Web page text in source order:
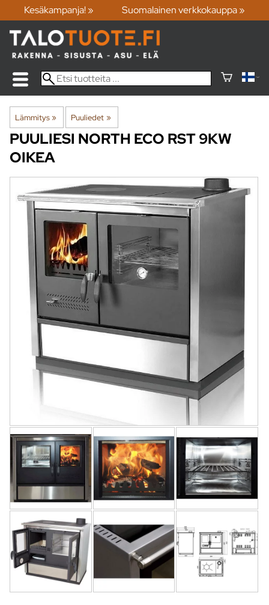
Kesäkampanja! » Suomalainen verkkokauppa »
Lämmitys‪» Puuliedet ‪»
PUULIESI NORTH ECO RST 9KW
OIKEA